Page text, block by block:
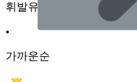
휘발유
•
가까운순